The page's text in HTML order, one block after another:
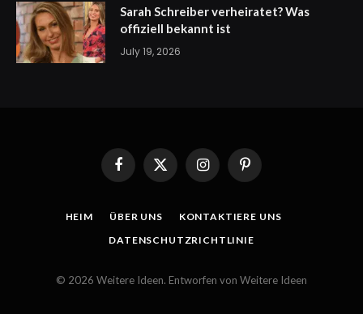
Sarah Schreiber verheiratet? Was
offiziell bekannt ist
July 19, 2026
FacebookX
(Twitter)
InstagramPinterest
HEIM ÜBER UNS
KONTAKTIERE UNS
DATENSCHUTZRICHTLINIE
© 2026 Weitere Ideen. Entworfen von Weitere Ideen